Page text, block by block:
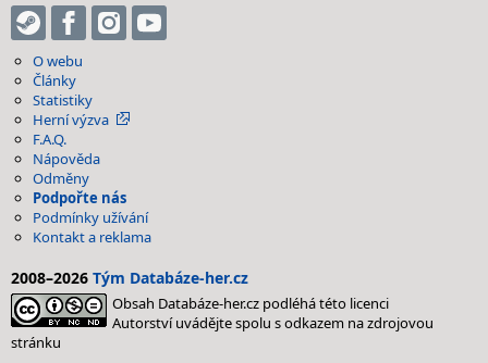
O webu
Články
Statistiky
Herní výzva
F.A.Q.
Nápověda
Odměny
Podpořte nás
Podmínky užívání
Kontakt a reklama
2008–2026 Tým Databáze-her.cz
Obsah Databáze-her.cz podléhá této licenci
Autorství uvádějte spolu s odkazem na zdrojovou
stránku